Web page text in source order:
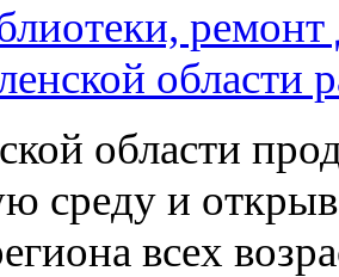
области
области
среду и
всех